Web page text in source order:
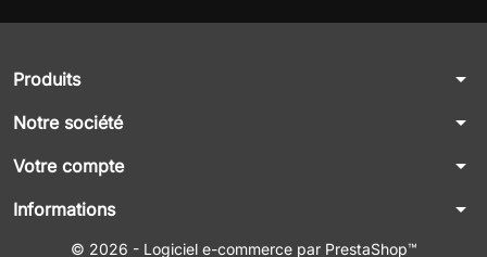
Produits arrow_drop_down
Notre société arrow_drop_down
Votre compte arrow_drop_down
Informations arrow_drop_down
© 2026 - Logiciel e-commerce par PrestaShop™